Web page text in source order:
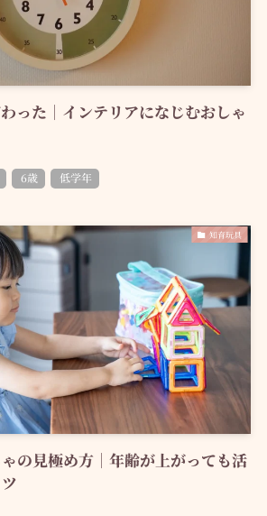
った｜インテリアになじむおしゃ
6歳 低学年
知育玩具
の見極め方｜年齢が上がっても活